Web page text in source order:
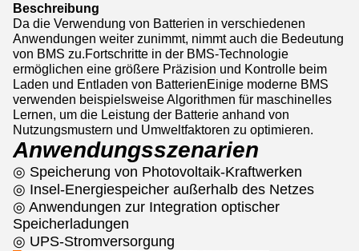
Beschreibung
Da die Verwendung von Batterien in verschiedenen
Anwendungen weiter zunimmt, nimmt auch die Bedeutung
von BMS zu.Fortschritte in der BMS-Technologie
ermöglichen eine größere Präzision und Kontrolle beim
Laden und Entladen von BatterienEinige moderne BMS
verwenden beispielsweise Algorithmen für maschinelles
Lernen, um die Leistung der Batterie anhand von
Nutzungsmustern und Umweltfaktoren zu optimieren.
Anwendungsszenarien
◎ Speicherung von Photovoltaik-Kraftwerken
◎ Insel-Energiespeicher außerhalb des Netzes
◎ Anwendungen zur Integration optischer
Speicherladungen
◎ UPS-Stromversorgung